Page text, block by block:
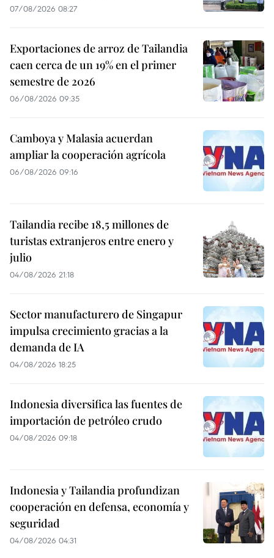
07/08/2026 08:27
Exportaciones de arroz de Tailandia
caen cerca de un 19% en el primer
semestre de 2026
06/08/2026 09:35
Camboya y Malasia acuerdan
ampliar la cooperación agrícola
06/08/2026 09:16
Tailandia recibe 18,5 millones de
turistas extranjeros entre enero y
julio
04/08/2026 21:18
Sector manufacturero de Singapur
impulsa crecimiento gracias a la
demanda de IA
04/08/2026 18:25
Indonesia diversifica las fuentes de
importación de petróleo crudo
04/08/2026 09:18
Indonesia y Tailandia profundizan
cooperación en defensa, economía y
seguridad
04/08/2026 04:31